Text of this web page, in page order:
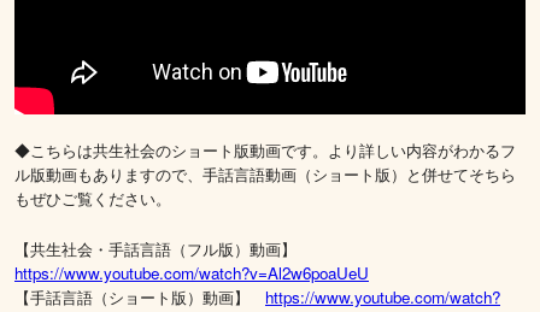
◆こちらは共生社会のショート版動画です。より詳しい内容がわかるフ
ル版動画もありますので、手話言語動画（ショート版）と併せてそちら
もぜひご覧ください。
【共生社会・手話言語（フル版）動画】
https://www.youtube.com/watch?v=Al2w6poaUeU
【手話言語（ショート版）動画】 https://www.youtube.com/watch?